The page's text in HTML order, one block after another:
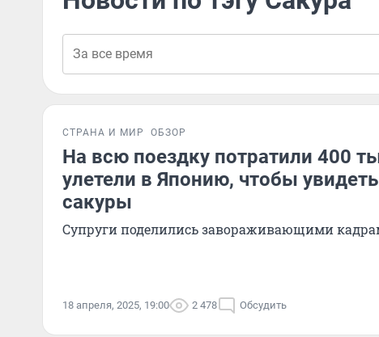
СТРАНА И МИР ОБЗОР
На всю поездку потратили 400
улетели в Японию, чтобы
сакуры
Супруги поделились завораживающими
18 апреля, 2025, 19:00 2 478 Обсудить